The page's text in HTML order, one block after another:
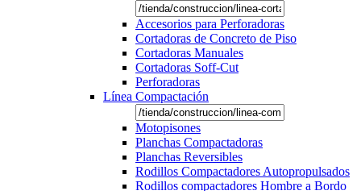
Accesorios para Perforadoras
Cortadoras de Concreto de Piso
Cortadoras Manuales
Cortadoras Soff-Cut
Perforadoras
Línea Compactación
Motopisones
Planchas Compactadoras
Planchas Reversibles
Rodillos Compactadores Autopropulsados
Rodillos compactadores Hombre a Bordo